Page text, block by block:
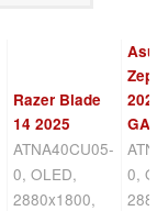
Razer Blade
14 2025
ATNA40CU05-
0, OLED,
2880x1800,
0,